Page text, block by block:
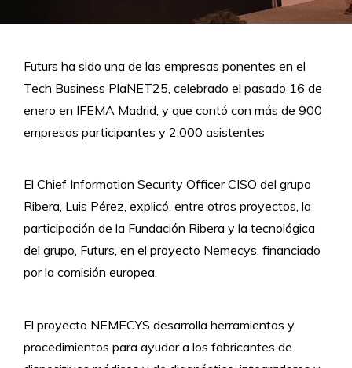
Futurs ha sido una de las empresas ponentes en el
Tech Business PlaNET25, celebrado el pasado 16 de
enero en IFEMA Madrid, y que contó con más de 900
empresas participantes y 2.000 asistentes
El Chief Information Security Officer CISO del grupo
Ribera, Luis Pérez, explicó, entre otros proyectos, la
participación de la Fundación Ribera y la tecnológica
del grupo, Futurs, en el proyecto Nemecys, financiado
por la comisión europea.
El proyecto NEMECYS desarrolla herramientas y
procedimientos para ayudar a los fabricantes de